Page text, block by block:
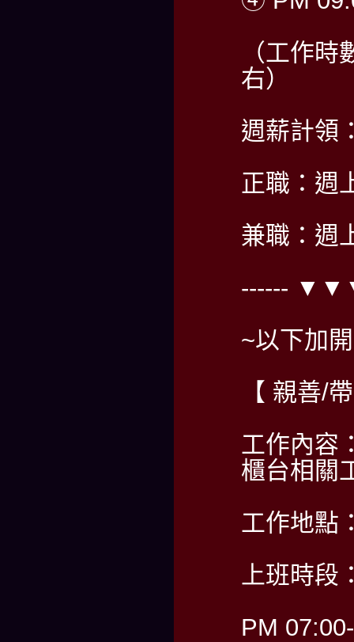
（工作
右）
週薪計領
正職：週
兼職：週
------
~以下加
【 親善/
工作內容
櫃台相關
工作地點
上班時段
PM